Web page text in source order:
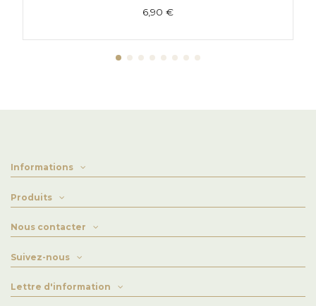
6,90 €
Informations
Produits
Nous contacter
Suivez-nous
Lettre d'information